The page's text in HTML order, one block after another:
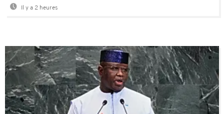
Il y a 2 heures